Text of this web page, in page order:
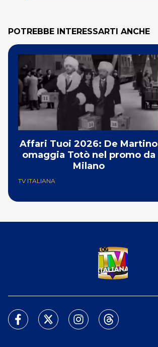
POTREBBE INTERESSARTI ANCHE
Affari Tuoi 2026: De Martino
omaggia Totò nel promo da
Milano
TV ITALIANA